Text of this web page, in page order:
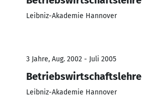
Leibniz-Akademie Hannover
3 Jahre, Aug. 2002 - Juli 2005
Betriebswirtschaftslehre
Leibniz-Akademie Hannover